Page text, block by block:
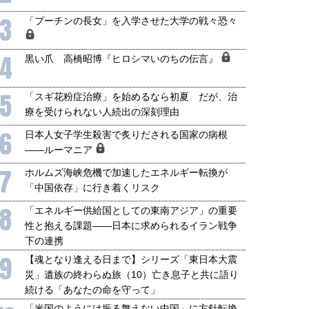
3 「プーチンの長女」を入学させた大学の戦々恐々
4 黒い爪 高橋昭博『ヒロシマいのちの伝言』
5
「スギ花粉症治療」を始めるなら初夏 だが、治
療を受けられない人続出の深刻理由
6
日本人女子学生殺害で炙りだされる国家の病根
――ルーマニア
7
ホルムズ海峡危機で加速したエネルギー転換が
「中国依存」に行き着くリスク
8
「エネルギー供給国としての東南アジア」の重要
性と抱える課題――日本に求められるイラン戦争
下の連携
9
【魂となり逢える日まで】シリーズ「東日本大震
災」遺族の終わらぬ旅（10）亡き息子と共に語り
続ける「あなたの命を守って」